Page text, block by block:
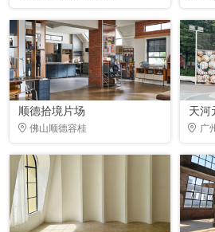
顺德拾境片场
佛山顺德容桂
天河
广